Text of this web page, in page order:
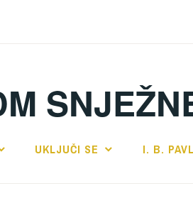
UKLJUČI SE I. B.